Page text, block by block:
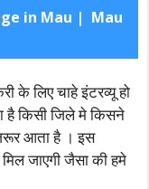
in Mau | Mau
के लिए चाहे इंटरव्यू हो
है किसी जिले मे किसने
आता है । इस
जाएगी जैसा की हमे